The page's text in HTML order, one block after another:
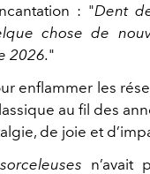
: "Dent
chose de
2026."
enflammer les
au fil des
de joie et
n’avait